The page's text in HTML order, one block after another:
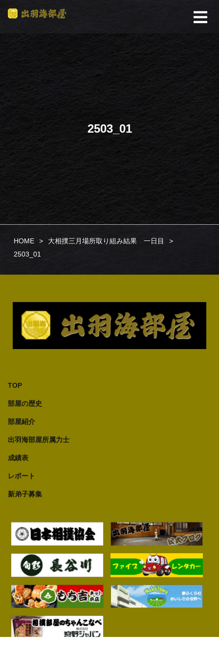
2503_01
HOME
大相撲三月場所取り組み結果 一日目
2503_01
TOP
部屋の歴史
部屋紹介
出羽海部屋所属力士
成績表
レポート
新弟子募集